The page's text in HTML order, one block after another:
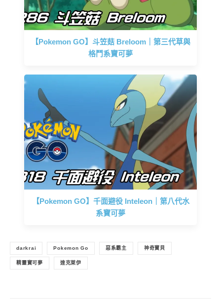
【Pokemon GO】斗笠菇 Breloom｜第三代草與
格鬥系寶可夢
【Pokemon GO】千面避役 Inteleon｜第八代水
系寶可夢
darkrai Pokemon Go 惡系霸主 神奇寶貝
精靈寶可夢 達克萊伊